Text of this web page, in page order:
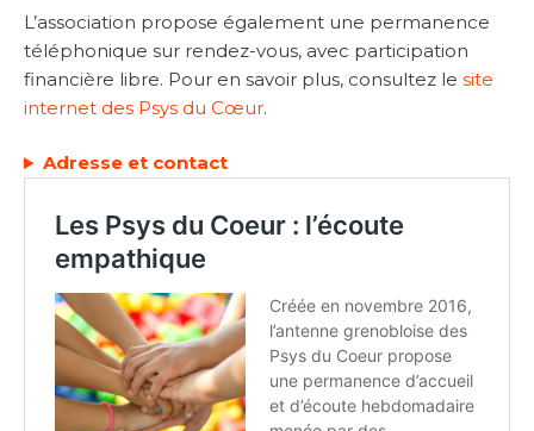
L’association propose également une permanence
téléphonique sur rendez-vous, avec participation
financière libre. Pour en savoir plus, consultez le site
internet des Psys du Cœur.
Adresse et contact